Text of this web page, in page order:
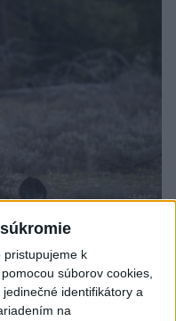
pristupujeme k
súborov cookies,
identifikátory a
na
pri zjazde z
útoku medveďa.